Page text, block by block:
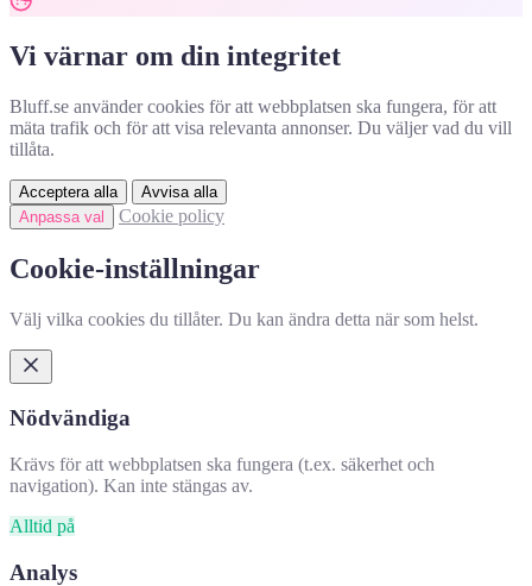
Vi värnar om din integritet
Bluff.se använder cookies för att webbplatsen ska fungera, för att
mäta trafik och för att visa relevanta annonser. Du väljer vad du vill
tillåta.
Acceptera alla
Avvisa alla
Anpassa val
Cookie policy
Cookie-inställningar
Välj vilka cookies du tillåter. Du kan ändra detta när som helst.
Nödvändiga
Krävs för att webbplatsen ska fungera (t.ex. säkerhet och
navigation). Kan inte stängas av.
Alltid på
Analys